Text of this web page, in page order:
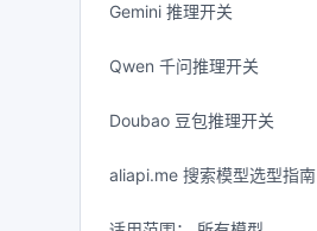
Gemini 推理开关
Qwen 千问推理开关
Doubao 豆包推理开关
aliapi.me 搜索模型选型指南